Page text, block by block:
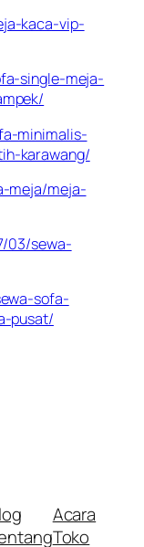
kaca-vip-
single-meja-
minimalis-
karawang/
meja/meja-
03/sewa-
sofa-
pusat/
Acara
Toko